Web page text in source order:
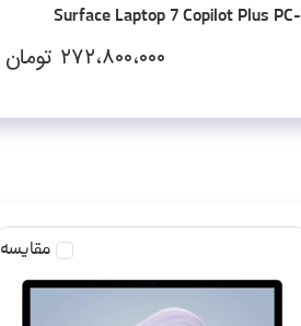
Surface Laptop 7 Copilot Plus PC-
Snapdragon X Plus-16GB LPDDR5x-
۲۷۲،۸۰۰،۰۰۰ تومان
مقایسه